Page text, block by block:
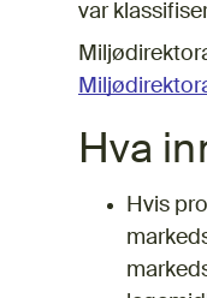
var
Hva
Hvis